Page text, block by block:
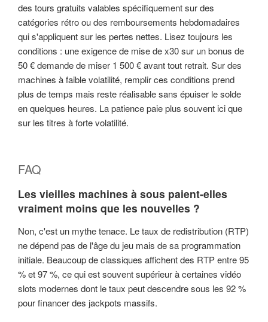
des tours gratuits valables spécifiquement sur des
catégories rétro ou des remboursements hebdomadaires
qui s'appliquent sur les pertes nettes. Lisez toujours les
conditions : une exigence de mise de x30 sur un bonus de
50 € demande de miser 1 500 € avant tout retrait. Sur des
machines à faible volatilité, remplir ces conditions prend
plus de temps mais reste réalisable sans épuiser le solde
en quelques heures. La patience paie plus souvent ici que
sur les titres à forte volatilité.
FAQ
Les vieilles machines à sous paient-elles
vraiment moins que les nouvelles ?
Non, c'est un mythe tenace. Le taux de redistribution (RTP)
ne dépend pas de l'âge du jeu mais de sa programmation
initiale. Beaucoup de classiques affichent des RTP entre 95
% et 97 %, ce qui est souvent supérieur à certaines vidéo
slots modernes dont le taux peut descendre sous les 92 %
pour financer des jackpots massifs.